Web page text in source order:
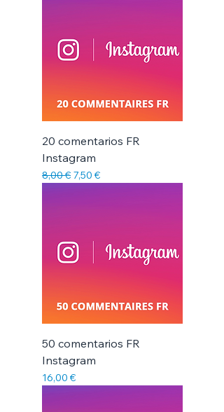
20 comentarios FR
Instagram
Precio
8,00 € Precio de oferta
7,50 €
50 comentarios FR
Instagram
Precio
16,00 €